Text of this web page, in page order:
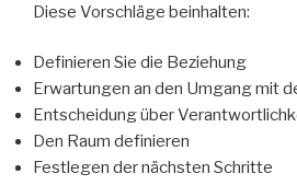
Diese Vorschläge beinhalten:
Definieren Sie die Beziehung
Erwartungen an den Umgang mit
Entscheidung über
Den Raum definieren
Festlegen der nächsten Schritte